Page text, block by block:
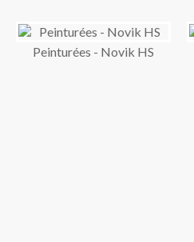
Peinturées - Novik HS